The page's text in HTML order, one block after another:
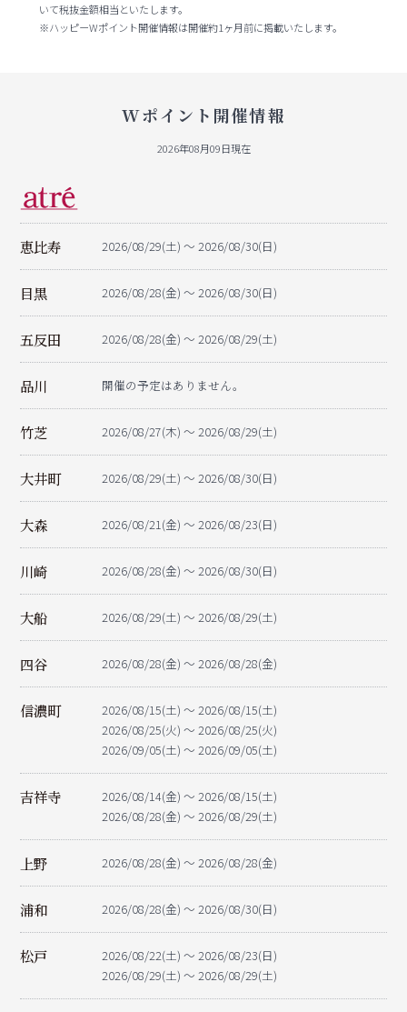
いて税抜金額相当といたします。
※ハッピーWポイント開催情報は開催約1ヶ月前に掲載いたします。
Wポイント開催情報
2026年08月09日現在
恵比寿 2026/08/29(土) ～ 2026/08/30(日)
目黒 2026/08/28(金) ～ 2026/08/30(日)
五反田 2026/08/28(金) ～ 2026/08/29(土)
品川 開催の予定はありません。
竹芝 2026/08/27(木) ～ 2026/08/29(土)
大井町 2026/08/29(土) ～ 2026/08/30(日)
大森 2026/08/21(金) ～ 2026/08/23(日)
川崎 2026/08/28(金) ～ 2026/08/30(日)
大船 2026/08/29(土) ～ 2026/08/29(土)
四谷 2026/08/28(金) ～ 2026/08/28(金)
信濃町
2026/08/15(土) ～ 2026/08/15(土)
2026/08/25(火) ～ 2026/08/25(火)
2026/09/05(土) ～ 2026/09/05(土)
吉祥寺
2026/08/14(金) ～ 2026/08/15(土)
2026/08/28(金) ～ 2026/08/29(土)
上野 2026/08/28(金) ～ 2026/08/28(金)
浦和 2026/08/28(金) ～ 2026/08/30(日)
松戸
2026/08/22(土) ～ 2026/08/23(日)
2026/08/29(土) ～ 2026/08/29(土)